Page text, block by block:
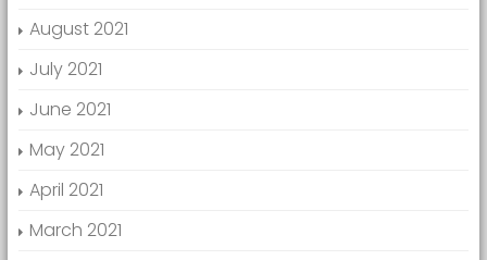
August 2021
July 2021
June 2021
May 2021
April 2021
March 2021